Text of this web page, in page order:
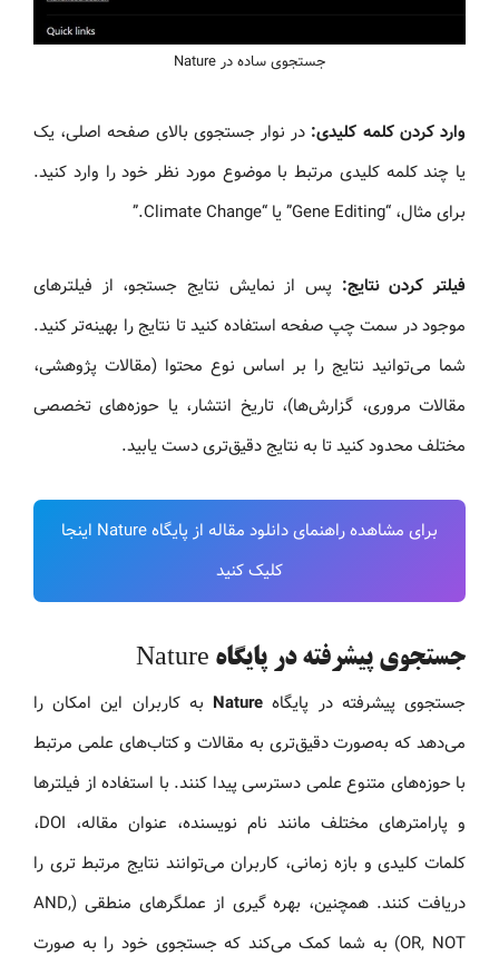
جستجوی ساده در Nature
وارد کردن کلمه کلیدی: در نوار جستجوی بالای صفحه اصلی، یک
یا چند کلمه کلیدی مرتبط با موضوع مورد نظر خود را وارد کنید.
برای مثال، “Gene Editing” یا “Climate Change.”
فیلتر کردن نتایج: پس از نمایش نتایج جستجو، از فیلترهای
موجود در سمت چپ صفحه استفاده کنید تا نتایج را بهینه‌تر کنید.
شما می‌توانید نتایج را بر اساس نوع محتوا (مقالات پژوهشی،
مقالات مروری، گزارش‌ها)، تاریخ انتشار، یا حوزه‌های تخصصی
مختلف محدود کنید تا به نتایج دقیق‌تری دست یابید.
برای مشاهده راهنمای دانلود مقاله از پایگاه Nature اینجا
کلیک کنید
جستجوی پیشرفته در پایگاه Nature
جستجوی پیشرفته در پایگاه Nature به کاربران این امکان را
می‌دهد که به‌صورت دقیق‌تری به مقالات و کتاب‌های علمی مرتبط
با حوزه‌های متنوع علمی دسترسی پیدا کنند. با استفاده از فیلترها
و پارامترهای مختلف مانند نام نویسنده، عنوان مقاله، DOI،
کلمات کلیدی و بازه زمانی، کاربران می‌توانند نتایج مرتبط‌ تری را
دریافت کنند. همچنین، بهره‌ گیری از عملگرهای منطقی (AND,
OR, NOT) به شما کمک می‌کند که جستجوی خود را به صورت